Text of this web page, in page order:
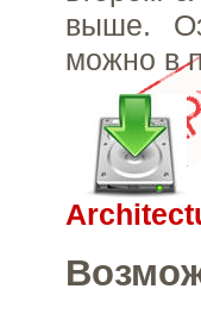
выше.
можно в